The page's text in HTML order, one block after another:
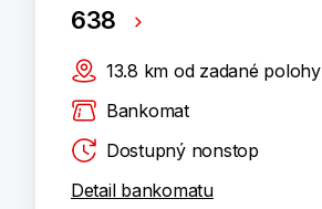
638
13.8 km od zadané polohy
Bankomat
Dostupný nonstop
Detail bankomatu